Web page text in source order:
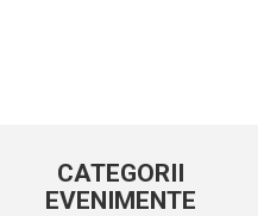
CATEGORII
EVENIMENTE